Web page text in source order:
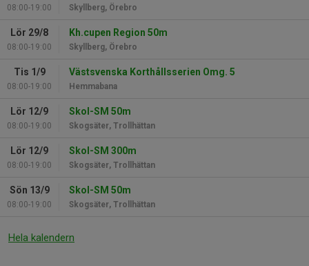
08:00-19:00 Skyllberg, Örebro
Lör 29/8
08:00-19:00
Kh.cupen Region 50m
Skyllberg, Örebro
Tis 1/9
08:00-19:00
Västsvenska Korthållsserien Omg. 5
Hemmabana
Lör 12/9
08:00-19:00
Skol-SM 50m
Skogsäter, Trollhättan
Lör 12/9
08:00-19:00
Skol-SM 300m
Skogsäter, Trollhättan
Sön 13/9
08:00-19:00
Skol-SM 50m
Skogsäter, Trollhättan
Hela kalendern